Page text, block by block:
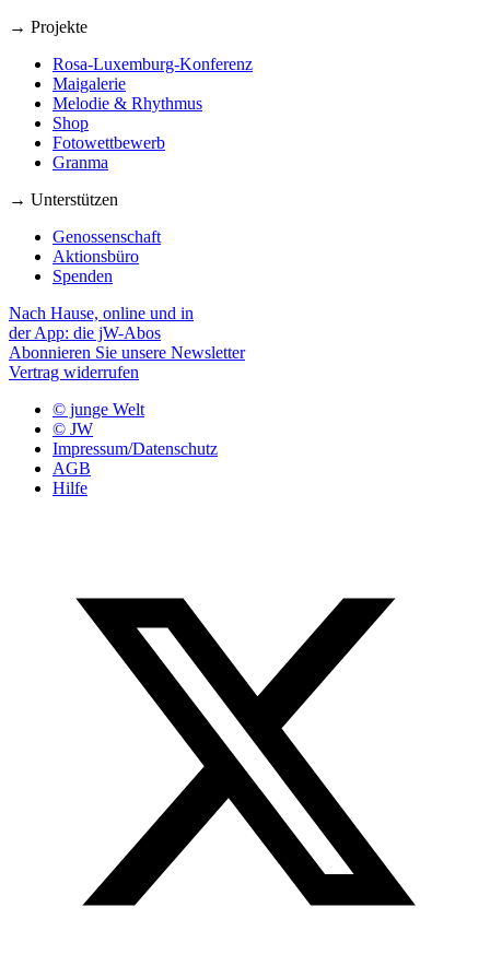
→ Projekte
Rosa-Luxemburg-Konferenz
Maigalerie
Melodie & Rhythmus
Shop
Fotowettbewerb
Granma
→ Unterstützen
Genossenschaft
Aktionsbüro
Spenden
Nach Hause, online und in
der App: die jW-Abos
Abonnieren Sie unsere Newsletter
Vertrag widerrufen
© junge Welt
© JW
Impressum/Datenschutz
AGB
Hilfe